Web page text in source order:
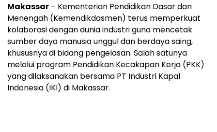
Makassar – Kementerian Pendidikan Dasar dan
Menengah (Kemendikdasmen) terus memperkuat
kolaborasi dengan dunia industri guna mencetak
sumber daya manusia unggul dan berdaya saing,
khususnya di bidang pengelasan. Salah satunya
melalui program Pendidikan Kecakapan Kerja (PKK)
yang dilaksanakan bersama PT Industri Kapal
Indonesia (IKI) di Makassar.